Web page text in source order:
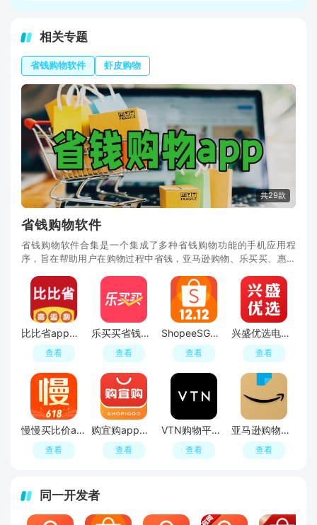
相关专题
省钱购物软件 虾皮购物
共29款
省钱购物软件
省钱购物软件合集是一个集成了多种省钱购物功能的手机应用程
序，旨在帮助用户在购物过程中省钱，亚马逊购物、乐买买、惠汪
件、返利软件等，为用户提供了多种途径省钱购物的选择，这些软
件还提供了商品评价、历史价格和销量等信息，让用户能够更加全
面地了解商品，做出明智的购物决策
比比省app购物软件最新版
查看
乐买买省钱购物app安卓版
查看
ShopeeSG虾皮购物新加坡站app官方版
查看
兴盛优选电商平台官方正版
查看
慢慢买比价app官方版(慢慢买比价购物助手app)
查看
购宜购app官方版最新安装包(壹歌团购)
查看
VTN购物平台官方客户端
查看
亚马逊购物官方app中文版
查看
同一开发者